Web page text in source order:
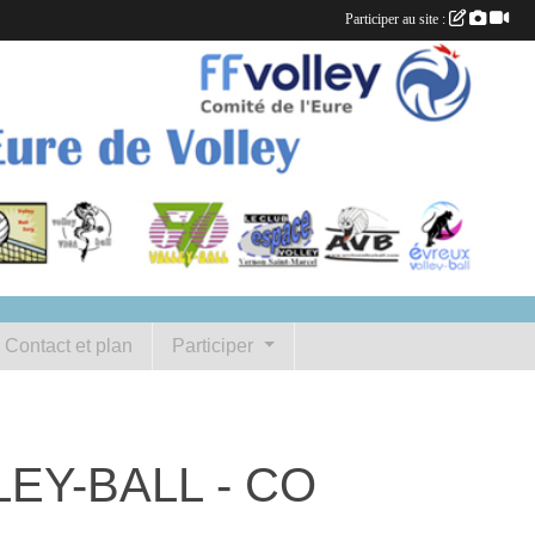
Contact et plan Participer
BALL - CO
Participer au site :